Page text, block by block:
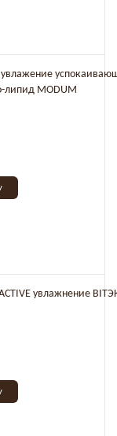
увлажение
липид MODUM
увлажнение